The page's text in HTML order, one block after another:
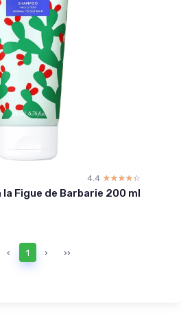
4.4 ☆☆☆☆☆
★★★★★
Figue de Barbarie 200 ml
‹ 1 › ››